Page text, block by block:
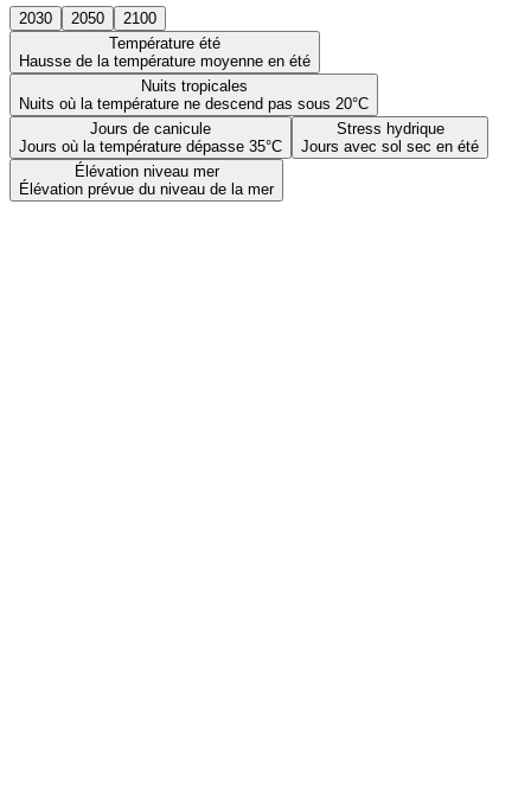
2030 2050
2100
Température été
Hausse de la température moyenne en été
Nuits tropicales
Nuits où la température ne descend pas sous 20°C
Jours de canicule
Jours où la température dépasse 35°C
Stress hydrique
Jours avec sol sec en été
Élévation niveau mer
Élévation prévue du niveau de la mer